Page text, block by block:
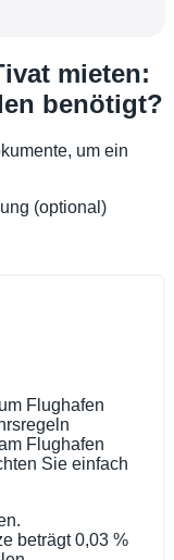
mieten:
benötigt?
um ein
(optional)
Flughafen
Flughafen
Sie einfach
beträgt 0,03 %